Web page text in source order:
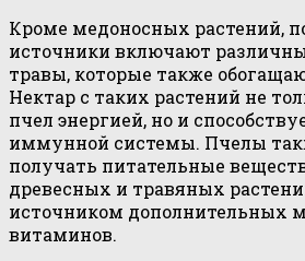
Кроме медоносных растений,
источники включают
травы, которые также
Нектар с таких растений не
пчел энергией, но и
иммунной системы. Пчелы
получать питательные
древесных и травяных
источником дополнительных
витаминов.